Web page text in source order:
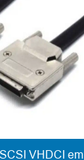
VHDCI em